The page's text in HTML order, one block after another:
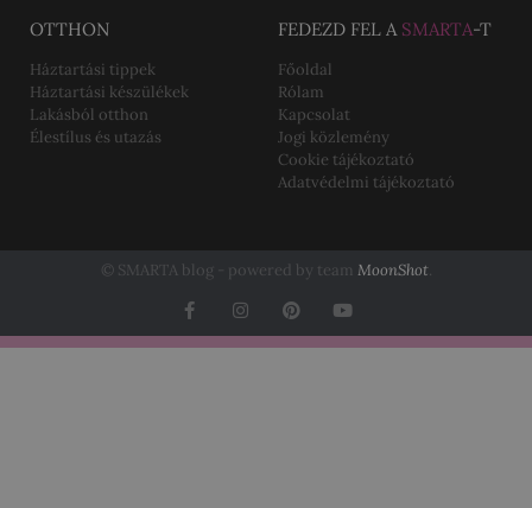
OTTHON
Háztartási tippek
Háztartási készülékek
Lakásból otthon
Élestílus és utazás
FEDEZD FEL A SMARTA-T
Főoldal
Rólam
Kapcsolat
Jogi közlemény
Cookie tájékoztató
Adatvédelmi tájékoztató
© SMARTA blog - powered by team MoonShot.